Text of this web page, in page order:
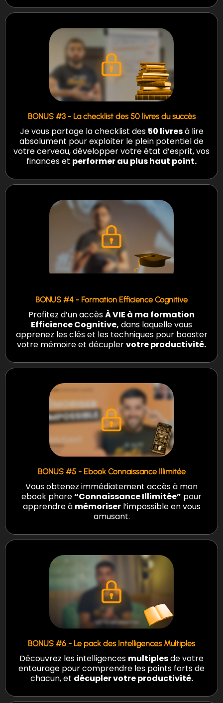
BONUS #3 - La checklist des 50 livres du succès
Je vous partage la checklist des 50 livresà lire
absolument pour exploiter le plein potentiel de
votre cerveau, développer votre état d’esprit, vos
finances et performer au plus haut point.
BONUS #4 - Formation Efficience Cognitive
Profitez d’un accèsÀ VIE à ma formation
Efficience Cognitive, dans laquelle vous
apprenez les clés et les techniques pour booster
votre mémoire et décuplervotre productivité.
BONUS #5 - Ebook Connaissance Illimitée
Vous obtenez immédiatement accès à mon
ebook phare“Connaissance Illimitée” pour
apprendre à mémoriserl’impossible en vous
amusant.
BONUS #6 - Le pack des Intelligences Multiples
Découvrez les intelligences multiplesde votre
entourage pour comprendre les points forts de
chacun, et décupler votre productivité.